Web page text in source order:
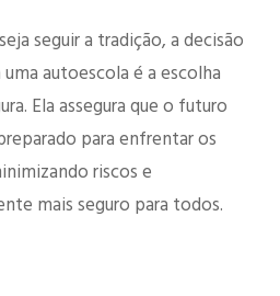
seguir a tradição, a decisão
autoescola é a escolha
Ela assegura que o futuro
para enfrentar os
riscos e
mais seguro para todos.